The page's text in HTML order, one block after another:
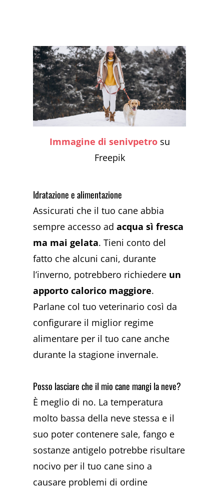
Immagine di senivpetrosu
Freepik
Idratazione e alimentazione
Assicurati che il tuo cane abbia
sempre accesso adacqua sì fresca
ma mai gelata. Tieni conto del
fatto che alcuni cani, durante
l’inverno, potrebbero richiedere un
apporto calorico maggiore.
Parlane col tuo veterinario così da
configurare il miglior regime
alimentare per il tuo cane anche
durante la stagione invernale.
Posso lasciare che il mio cane mangi la neve?
È meglio di no. La temperatura
molto bassa della neve stessa e il
suo poter contenere sale, fango e
sostanze antigelo potrebbe risultare
nocivo per il tuo cane sino a
causare problemi di ordine